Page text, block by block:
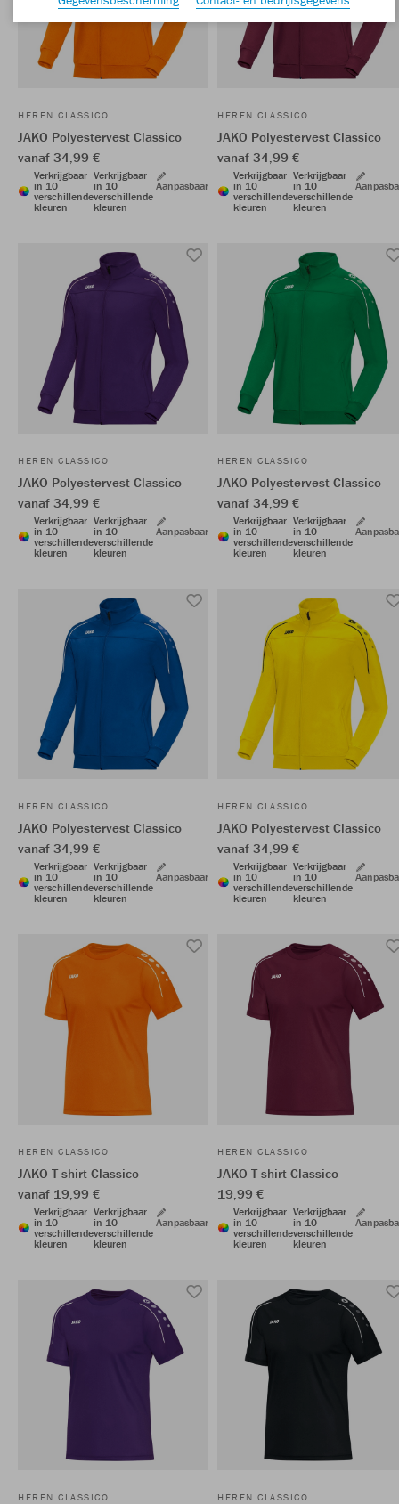
HEREN CLASSICO
JAKO Polyestervest Classico
vanaf 34,99 €
Verkrijgbaar
in 10
verschillende
kleuren
Verkrijgbaar
in 10
verschillende
kleuren
Aanpasbaar
HEREN CLASSICO
JAKO Polyestervest Classico
vanaf 34,99 €
Verkrijgbaar
in 10
verschillende
kleuren
Verkrijgbaar
in 10
verschillende
kleuren
HEREN CLASSICO
JAKO Polyestervest Classico
vanaf 34,99 €
Verkrijgbaar
in 10
verschillende
kleuren
Verkrijgbaar
in 10
verschillende
kleuren
Aanpasbaar
HEREN CLASSICO
JAKO Polyestervest Classico
vanaf 34,99 €
Verkrijgbaar
in 10
verschillende
kleuren
Verkrijgbaar
in 10
verschillende
kleuren
HEREN CLASSICO
JAKO Polyestervest Classico
vanaf 34,99 €
Verkrijgbaar
in 10
verschillende
kleuren
Verkrijgbaar
in 10
verschillende
kleuren
Aanpasbaar
HEREN CLASSICO
JAKO Polyestervest Classico
vanaf 34,99 €
Verkrijgbaar
in 10
verschillende
kleuren
Verkrijgbaar
in 10
verschillende
kleuren
HEREN CLASSICO
JAKO T-shirt Classico
vanaf 19,99 €
Verkrijgbaar
in 10
verschillende
kleuren
Verkrijgbaar
in 10
verschillende
kleuren
Aanpasbaar
HEREN CLASSICO
JAKO T-shirt Classico
19,99 €
Verkrijgbaar
in 10
verschillende
kleuren
Verkrijgbaar
in 10
verschillende
kleuren
HEREN CLASSICO HEREN CLASSICO